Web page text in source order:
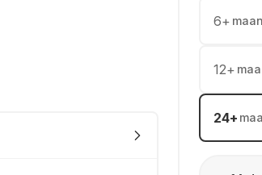
6+
12+
24+